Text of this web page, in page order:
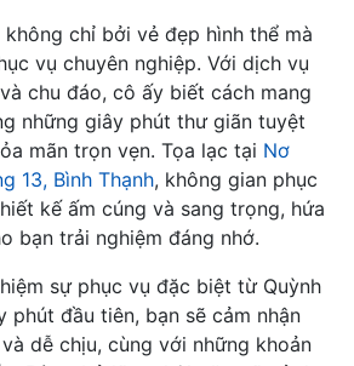
không chỉ bởi vẻ đẹp hình thể mà
vụ chuyên nghiệp. Với dịch vụ
chu đáo, cô ấy biết cách mang
những giây phút thư giãn tuyệt
mãn trọn vẹn. Tọa lạc tại Nơ
13, Bình Thạnh, không gian phục
kế ấm cúng và sang trọng, hứa
bạn trải nghiệm đáng nhớ.
sự phục vụ đặc biệt từ Quỳnh
phút đầu tiên, bạn sẽ cảm nhận
dễ chịu, cùng với những khoản